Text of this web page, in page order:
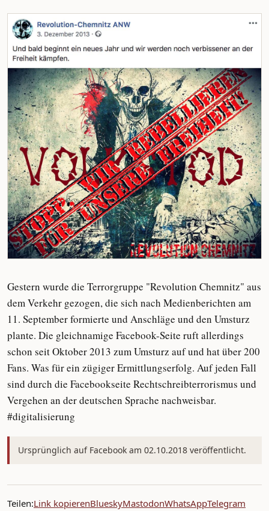
Gestern wurde die Terrorgruppe "Revolution Chemnitz" aus
dem Verkehr gezogen, die sich nach Medienberichten am
11. September formierte und Anschläge und den Umsturz
plante. Die gleichnamige Facebook-Seite ruft allerdings
schon seit Oktober 2013 zum Umsturz auf und hat über 200
Fans. Was für ein zügiger Ermittlungserfolg. Auf jeden Fall
sind durch die Facebookseite Rechtschreibterrorismus und
Vergehen an der deutschen Sprache nachweisbar.
#digitalisierung
Ursprünglich auf Facebook am 02.10.2018 veröffentlicht.
Teilen:Link kopierenBlueskyMastodonWhatsAppTelegram